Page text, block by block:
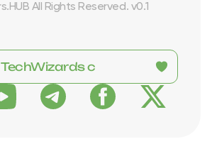
All Rights Reserved. v0.1
с